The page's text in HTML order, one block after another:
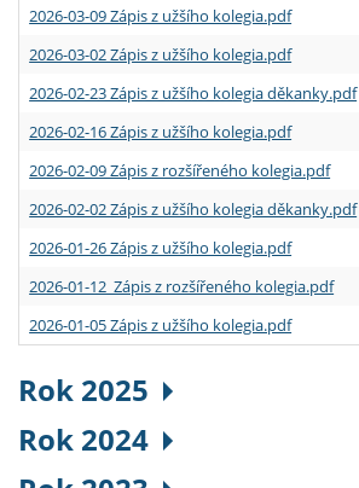
2026-03-09 Zápis z užšího kolegia.pdf
2026-03-02 Zápis z užšího kolegia.pdf
2026-02-23 Zápis z užšího kolegia děkanky.pdf
2026-02-16 Zápis z užšího kolegia.pdf
2026-02-09 Zápis z rozšířeného kolegia.pdf
2026-02-02 Zápis z užšího kolegia děkanky.pdf
2026-01-26 Zápis z užšího kolegia.pdf
2026-01-12 Zápis z rozšířeného kolegia.pdf
2026-01-05 Zápis z užšího kolegia.pdf
Rok 2025
Rok 2024